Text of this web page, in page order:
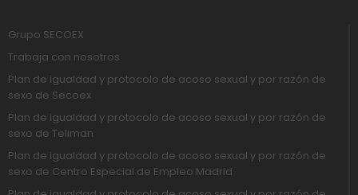
Grupo SECOEX
Trabaja con nosotros
Plan de igualdad y protocolo de acoso sexual y por razón de
sexo de Secoex
Plan de igualdad y protocolo de acoso sexual y por razón de
sexo de Teliman
Plan de igualdad y protocolo de acoso sexual y por razón de
sexo de Centro Especial de Empleo Madrid